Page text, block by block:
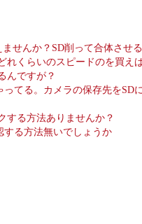
せんか？SD削って合体させ
れくらいのスピードのを買え
んですが？
てる。カメラの保存先をSD
する方法ありませんか？
する方法無いでしょうか